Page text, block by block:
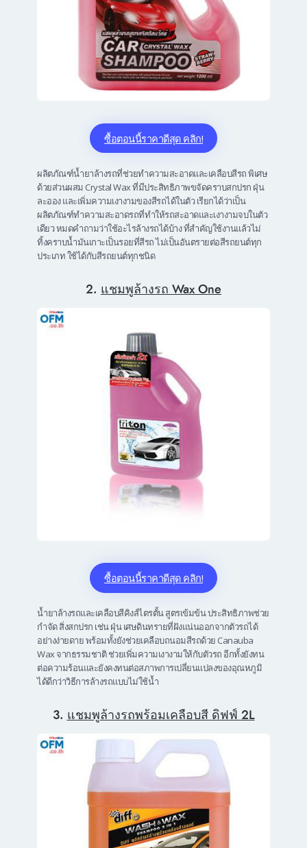
ซื้อตอนนี้ราคาดีสุด คลิก!
ผลิตภัณฑ์น้ำยาล้างรถที่ช่วยทำความสะอาดและเคลือบสีรถ พิเศษ
ด้วยส่วนผสม Crystal Wax ที่มีประสิทธิภาพขจัดคราบสกปรก ฝุ่น
ละออง และเพิ่มความเงางามของสีรถได้ในตัว เรียกได้ว่าเป็น
ผลิตภัณฑ์ทำความสะอาดรถที่ทำให้รถสะอาดและเงางามจบในตัว
เดียว หมดคำถามว่าใช้อะไรล้างรถได้บ้าง ที่สำคัญใช้งานแล้วไม่
ทิ้งคราบน้ำมันเกาะเป็นรอยที่สีรถ ไม่เป็นอันตรายต่อสีรถยนต์ทุก
ประเภท ใช้ได้กับสีรถยนต์ทุกชนิด
2. แชมพูล้างรถ Wax One
ซื้อตอนนี้ราคาดีสุด คลิก!
น้ำยาล้างรถและเคลือบสีคิงส์ไตรตั้น สูตรเข้มข้น ประสิทธิภาพช่วย
กำจัด สิ่งสกปรก เช่น ฝุ่น เศษดินทรายที่ฝังแน่นออกจากตัวรถได้
อย่างง่ายดาย พร้อมทั้งยังช่วยเคลือบถนอมสีรถด้วย Canauba
Wax จากธรรมชาติ ช่วยเพิ่มความเงางามให้กับตัวรถ อีกทั้งยังทน
ต่อความร้อนและยังคงทนต่อสภาพการเปลี่ยนแปลงของอุณหภูมิ
ได้ดีกว่าวิธีการล้างรถแบบไม่ใช้น้ำ
3.แชมพูล้างรถพร้อมเคลือบสี ดิฟฟ์ 2L